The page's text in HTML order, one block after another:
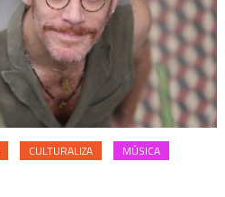
CULTURALIZA MÚSICA